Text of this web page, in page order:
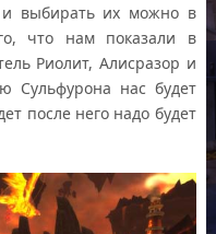
выбирать их можно в
что нам показали в
Риолит, Алисразор и
Сульфурона нас будет
после него надо будет